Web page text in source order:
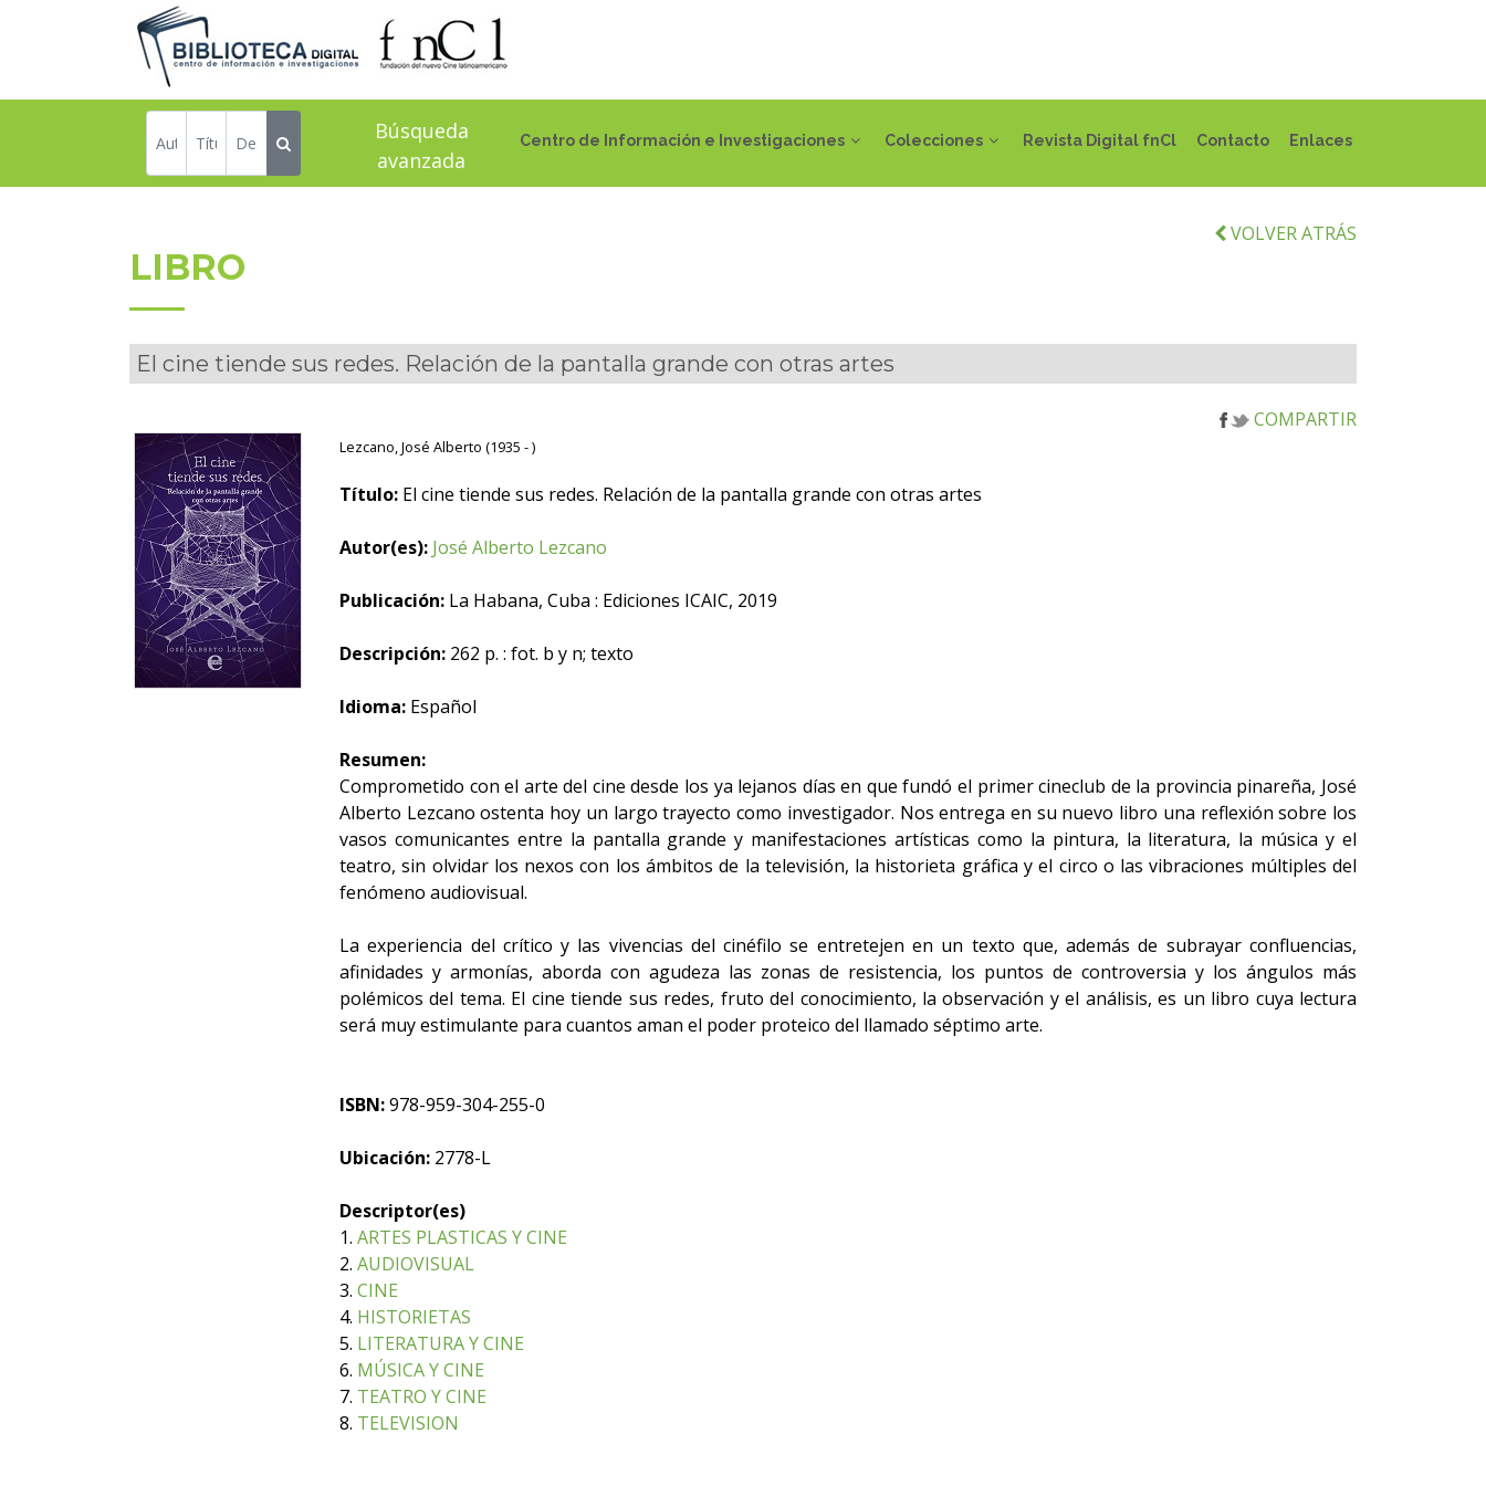
Centro de Información e Investigaciones Colecciones Revista Digital fnCl Contacto Enlaces
Búsqueda
avanzada
VOLVER ATRÁS
LIBRO
El cine tiende sus redes. Relación de la pantalla grande con otras artes
COMPARTIR
Lezcano, José Alberto (1935 - )
Título: El cine tiende sus redes. Relación de la pantalla grande con otras artes
Autor(es): José Alberto Lezcano
Publicación: La Habana, Cuba : Ediciones ICAIC, 2019
Descripción: 262 p. : fot. b y n; texto
Idioma: Español
Resumen:
Comprometido con el arte del cine desde los ya lejanos días en que fundó el primer cineclub de la provincia pinareña, José
Alberto Lezcano ostenta hoy un largo trayecto como investigador. Nos entrega en su nuevo libro una reflexión sobre los
vasos comunicantes entre la pantalla grande y manifestaciones artísticas como la pintura, la literatura, la música y el
teatro, sin olvidar los nexos con los ámbitos de la televisión, la historieta gráfica y el circo o las vibraciones múltiples del
fenómeno audiovisual.
La experiencia del crítico y las vivencias del cinéfilo se entretejen en un texto que, además de subrayar confluencias,
afinidades y armonías, aborda con agudeza las zonas de resistencia, los puntos de controversia y los ángulos más
polémicos del tema. El cine tiende sus redes, fruto del conocimiento, la observación y el análisis, es un libro cuya lectura
será muy estimulante para cuantos aman el poder proteico del llamado séptimo arte.
ISBN:978-959-304-255-0
Ubicación: 2778-L
Descriptor(es)
1. ARTES PLASTICAS Y CINE
2. AUDIOVISUAL
3. CINE
4. HISTORIETAS
5. LITERATURA Y CINE
6. MÚSICA Y CINE
7. TEATRO Y CINE
8. TELEVISION